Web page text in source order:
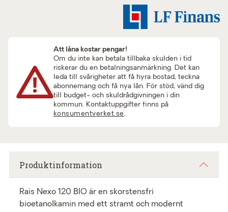
Att låna kostar pengar!
Om du inte kan betala tillbaka skulden i tid
riskerar du en betalningsanmärkning. Det kan
leda till svårigheter att få hyra bostad, teckna
abonnemang och få nya lån. För stöd, vänd dig
till budget- och skuldrådgivningen i din
kommun. Kontaktuppgifter finns på
konsumentverket.se.
Produktinformation
Rais Nexo 120 BIO är en skorstensfri
bioetanolkamin med ett stramt och modernt